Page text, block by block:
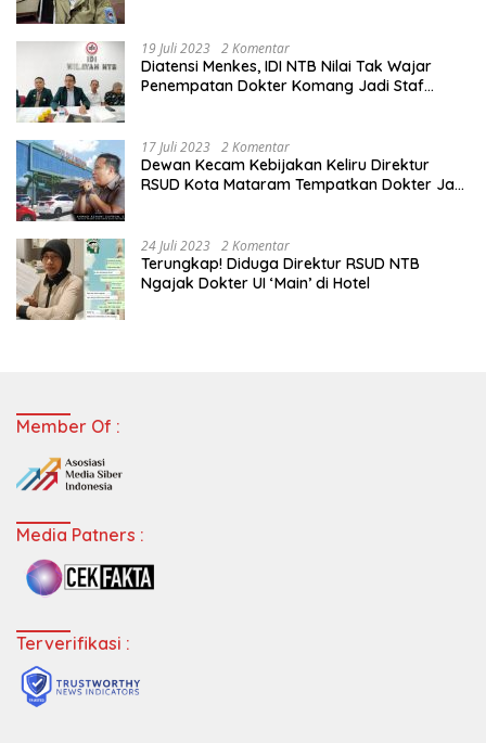
19 Juli 2023 2 Komentar
Diatensi Menkes, IDI NTB Nilai Tak Wajar
Penempatan Dokter Komang Jadi Staf
17 Juli 2023 2 Komentar
Dewan Kecam Kebijakan Keliru Direktur
RSUD Kota Mataram Tempatkan Dokter Jadi
24 Juli 2023 2 Komentar
Terungkap! Diduga Direktur RSUD NTB
Ngajak Dokter UI ‘Main’ di Hotel
Member Of :
Media Patners :
Terverifikasi :